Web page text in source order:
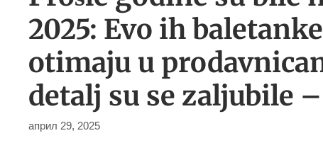
2025: Evo ih
otimaju u
detalj su se zaljubile
април 29, 2025